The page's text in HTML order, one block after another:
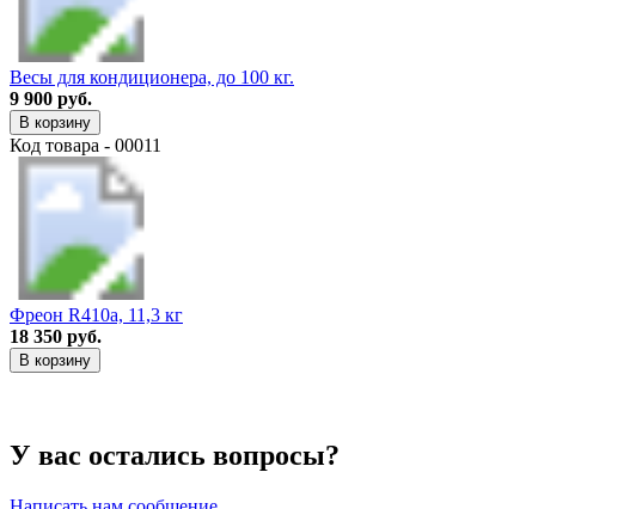
Весы для кондиционера, до 100 кг.
9 900 руб.
В корзину
Код товара - 00011
Фреон R410a, 11,3 кг
18 350 руб.
В корзину
У вас остались вопросы?